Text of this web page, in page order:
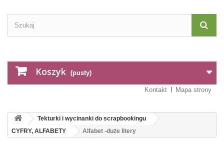
Koszyk (pusty)
Kontakt Mapa strony
Tekturki i wycinanki do scrapbookingu
CYFRY, ALFABETY
Alfabet -duże litery